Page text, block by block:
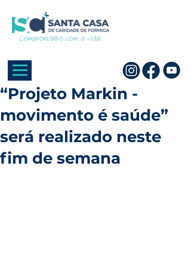
“Projeto Markin -
movimento é saúde”
será realizado neste
fim de semana